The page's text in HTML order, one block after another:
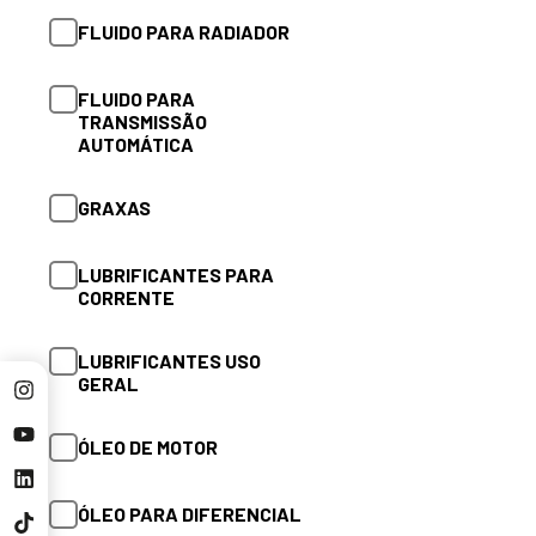
LUBRIFICANTES
LUBRIFICANTES USO
ÓLEO DE MOTOR
ÓLEO PARA DIFERENCIAL
TRANSMISSÃO
PRODUTO DE SERVIÇO
FLUIDO PARA RADIADOR
FLUIDO PARA
TRANSMISSÃO
AUTOMÁTICA
GRAXAS
LUBRIFICANTES PARA
CORRENTE
LUBRIFICANTES USO
GERAL
ÓLEO DE MOTOR
ÓLEO PARA DIFERENCIAL